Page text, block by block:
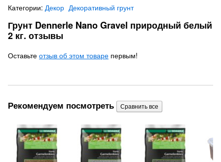
Категории: Декор Декоративный грунт
Грунт Dennerle Nano Gravel природный белый
2 кг. отзывы
Оставьте отзыв об этом товаре первым!
Рекомендуем посмотреть